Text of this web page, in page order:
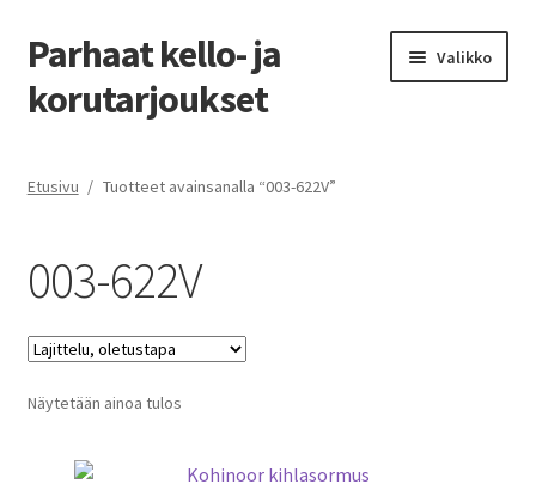
Siirry
navigointiin
Siirry
sisältöön
Parhaat kello- ja
korutarjoukset
Valikko
Etusivu / Tuotteet avainsanalla “003-622V”
003-622V
Näytetään ainoa tulos